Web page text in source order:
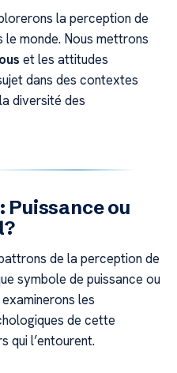
la perception de
monde. Nous mettrons
et les attitudes
dans des contextes
diversité des
Puissance ou
de la perception de
symbole de puissance ou
examinerons les
de cette
qui l’entourent.